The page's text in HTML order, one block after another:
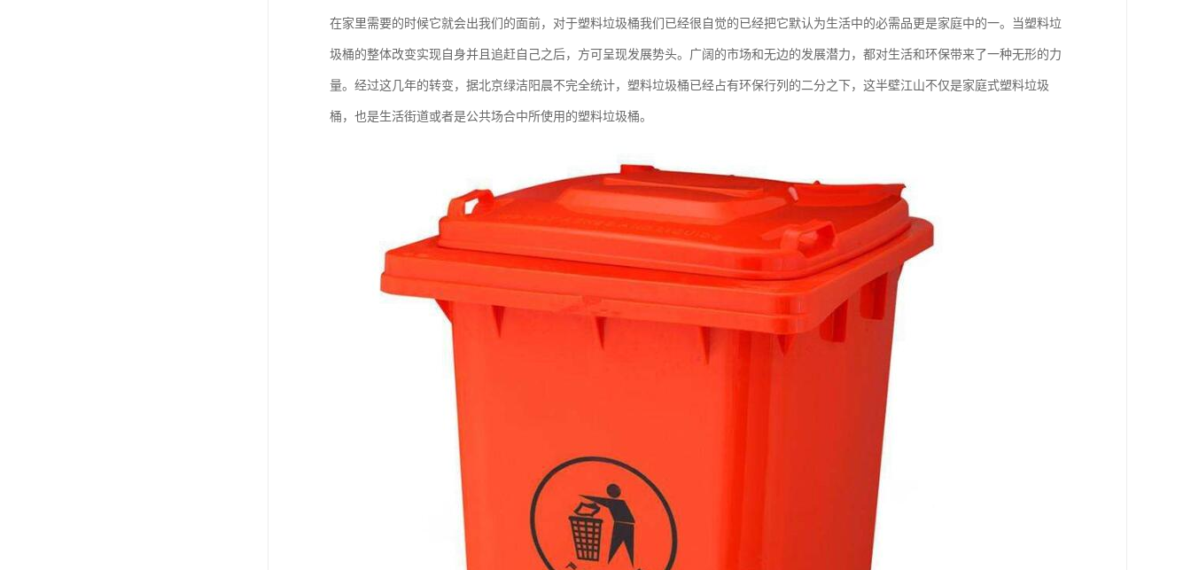
在家里需要的时候它就会出我们的面前，对于塑料垃圾桶我们已经很自觉的已经把它默认为生活中的必需品更是家庭中的一。当塑料垃
圾桶的整体改变实现自身并且追赶自己之后，方可呈现发展势头。广阔的市场和无边的发展潜力，都对生活和环保带来了一种无形的力
量。经过这几年的转变，据北京绿洁阳晨不完全统计，塑料垃圾桶已经占有环保行列的二分之下，这半壁江山不仅是家庭式塑料垃圾
桶，也是生活街道或者是公共场合中所使用的塑料垃圾桶。